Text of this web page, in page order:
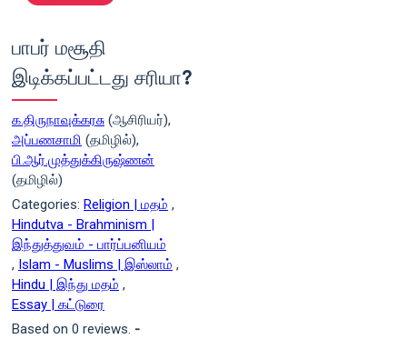
பாபர் மசூதி
இடிக்கப்பட்டது சரியா?
க.திருநாவுக்கரசு (ஆசிரியர்),
அப்பணசாமி (தமிழில்),
பி.ஆர்.முத்துக்கிருஷ்ணன்
(தமிழில்)
Categories: Religion | மதம் ,
Hindutva - Brahminism |
இந்துத்துவம் - பார்ப்பனியம்
, Islam - Muslims | இஸ்லாம் ,
Hindu | இந்து மதம் ,
Essay | கட்டுரை
Based on 0 reviews. -